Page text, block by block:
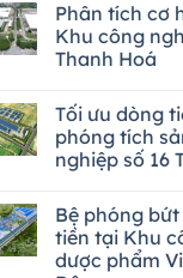
Phân tích cơ
Khu công
Thanh Hoá
Tối ưu dòng
phóng tích
nghiệp số 16
Bệ phóng
tiền tại Khu
dược phẩm